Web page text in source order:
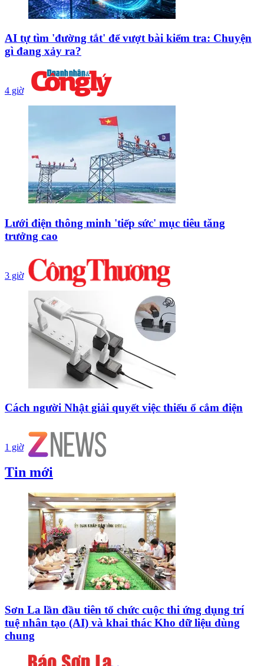
AI tự tìm 'đường tắt' để vượt bài kiểm tra: Chuyện
gì đang xảy ra?
4 giờ
Lưới điện thông minh 'tiếp sức' mục tiêu tăng
trưởng cao
3 giờ
Cách người Nhật giải quyết việc thiếu ổ cắm điện
1 giờ
Tin mới
Sơn La lần đầu tiên tổ chức cuộc thi ứng dụng trí
tuệ nhân tạo (AI) và khai thác Kho dữ liệu dùng
chung